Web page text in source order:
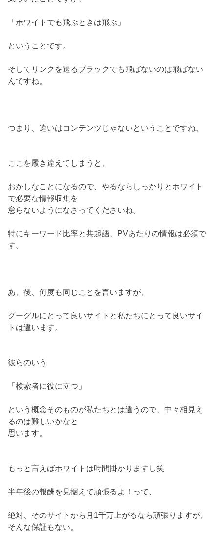
「ホワイトでも飛ぶときは飛ぶ」
ということです。
そしてリンクを送るブラックでも飛ばないのは飛ばない
んですね。
つまり、違いはコンテンツじゃないということですね。
ここを履き違えてしまうと、
おかしなことになるので、やるならしっかりとホワイト
で必要な情報収集を
怠らないようになさってくださいね。
特にキーワード比率と共起語、PVあたりの情報は必須で
す。
あ、後、何度も同じことを言いますが、
グーグルにとって良いサイトと私たちにとって良いサイ
トは違います。
彼らのいう
「検索者に役に立つ」
という概念そのものが私たちとは違うので、中々相見え
るのは難しいかなと
思います。
もっと言えばホワイトは時間掛かりますし笑
半年後の報酬を見据えて頑張るよ！って、
絶対、そのサイトから月1千万上がるなら頑張りますが、
そんな保証もない。